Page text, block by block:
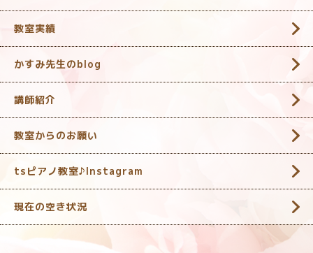
教室実績
かすみ先生のblog
講師紹介
教室からのお願い
tsピアノ教室♪Instagram
現在の空き状況